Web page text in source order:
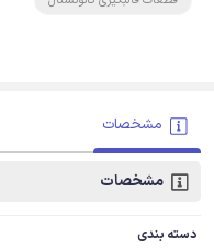
مشخصات
مشخصات
دسته بندی